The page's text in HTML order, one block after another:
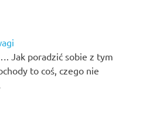
Jak poradzić sobie z tym
to coś, czego nie